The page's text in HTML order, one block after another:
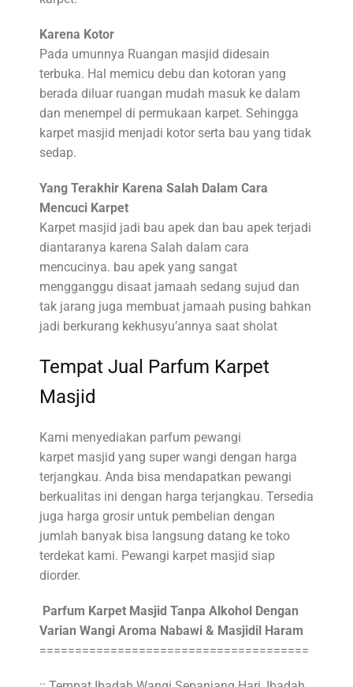
Karena Kotor
Pada umunnya Ruangan masjid didesain
terbuka. Hal memicu debu dan kotoran yang
berada diluar ruangan mudah masuk ke dalam
dan menempel di permukaan karpet. Sehingga
karpet masjid menjadi kotor serta bau yang tidak
sedap.
Yang Terakhir Karena Salah Dalam Cara
Mencuci Karpet
Karpet masjid jadi bau apek dan bau apek terjadi
diantaranya karena Salah dalam cara
mencucinya. bau apek yang sangat
mengganggu disaat jamaah sedang sujud dan
tak jarang juga membuat jamaah pusing bahkan
jadi berkurang kekhusyu’annya saat sholat
Tempat Jual Parfum Karpet
Masjid
Kami menyediakan parfum pewangi
karpet masjid yang super wangi dengan harga
terjangkau. Anda bisa mendapatkan pewangi
berkualitas ini dengan harga terjangkau. Tersedia
juga harga grosir untuk pembelian dengan
jumlah banyak bisa langsung datang ke toko
terdekat kami. Pewangi karpet masjid siap
diorder.
Parfum Karpet Masjid Tanpa Alkohol Dengan
Varian Wangi Aroma Nabawi & Masjidil Haram
======================================